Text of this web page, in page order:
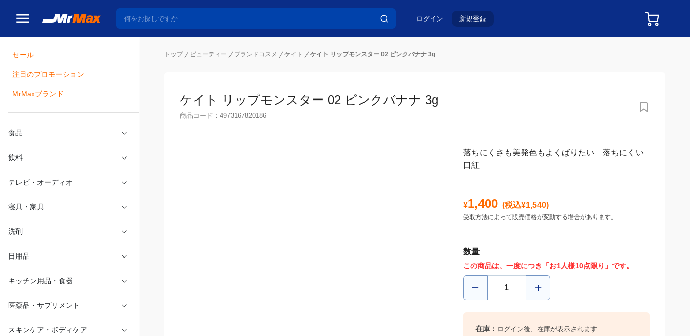
ログイン 新規登録
セール
注目のプロモーション
MrMaxブランド
食品
飲料
テレビ・オーディオ
寝具・家具
洗剤
日用品
トップ ビューティー ブランドコスメ ケイト ケイト リップモンスター 02 ピンクバナナ 3g
ケイト リップモンスター 02 ピンクバナナ 3g
商品コード： 4973167820186
落ちにくさも美発色もよくばりたい 落ちにくい
口紅
¥1,400 (税込¥1,540)
受取方法によって販売価格が変動する場合があります。
数量
この商品は、一度につき「お1人様10点限り」です。
在庫： ログイン後、在庫が表示されます